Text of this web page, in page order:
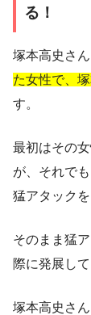
る！
塚本高史さ
た女性で、
す。
最初はその
が、それでも
猛アタックを
そのまま猛
際に発展し
塚本高史さ